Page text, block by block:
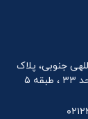
جنوبی، پلاک